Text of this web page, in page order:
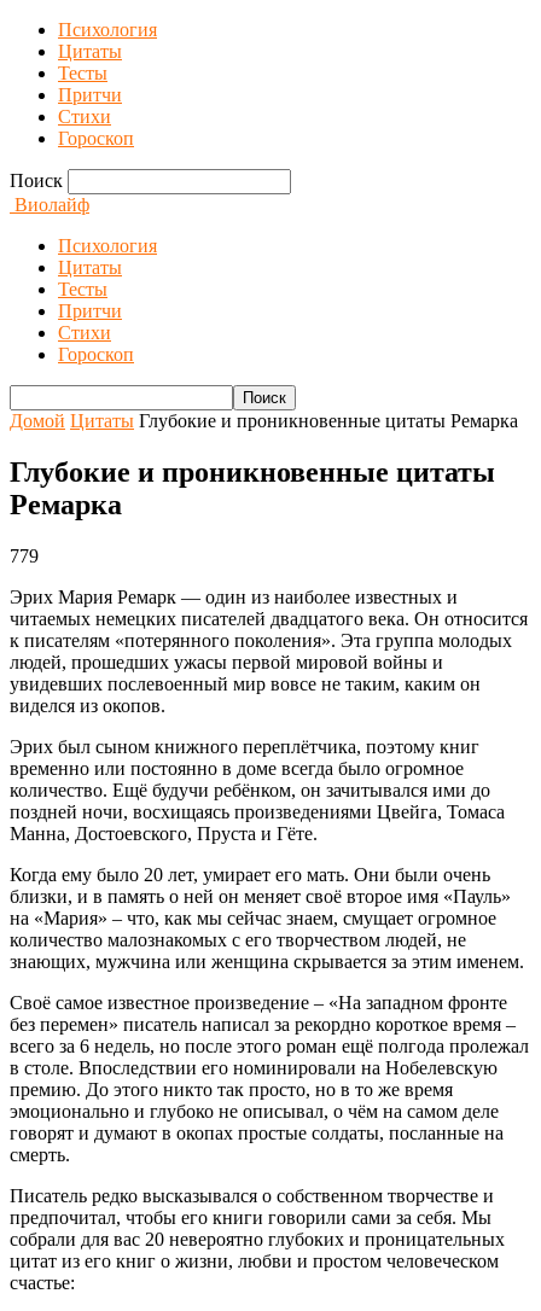
Психология
Цитаты
Тесты
Притчи
Стихи
Гороскоп
Поиск
Виолайф
Психология
Цитаты
Тесты
Притчи
Стихи
Гороскоп
Домой Цитаты Глубокие и проникновенные цитаты Ремарка
Глубокие и проникновенные цитаты
Ремарка
779
Эрих Мария Ремарк — один из наиболее известных и
читаемых немецких писателей двадцатого века. Он относится
к писателям «потерянного поколения». Эта группа молодых
людей, прошедших ужасы первой мировой войны и
увидевших послевоенный мир вовсе не таким, каким он
виделся из окопов.
Эрих был сыном книжного переплётчика, поэтому книг
временно или постоянно в доме всегда было огромное
количество. Ещё будучи ребёнком, он зачитывался ими до
поздней ночи, восхищаясь произведениями Цвейга, Томаса
Манна, Достоевского, Пруста и Гёте.
Когда ему было 20 лет, умирает его мать. Они были очень
близки, и в память о ней он меняет своё второе имя «Пауль»
на «Мария» – что, как мы сейчас знаем, смущает огромное
количество малознакомых с его творчеством людей, не
знающих, мужчина или женщина скрывается за этим именем.
Своё самое известное произведение – «На западном фронте
без перемен» писатель написал за рекордно короткое время –
всего за 6 недель, но после этого роман ещё полгода пролежал
в столе. Впоследствии его номинировали на Нобелевскую
премию. До этого никто так просто, но в то же время
эмоционально и глубоко не описывал, о чём на самом деле
говорят и думают в окопах простые солдаты, посланные на
смерть.
Писатель редко высказывался о собственном творчестве и
предпочитал, чтобы его книги говорили сами за себя. Мы
собрали для вас 20 невероятно глубоких и проницательных
цитат из его книг о жизни, любви и простом человеческом
счастье: